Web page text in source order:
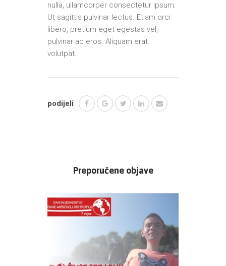
nulla, ullamcorper consectetur ipsum.
Ut sagittis pulvinar lectus. Etiam orci
libero, pretium eget egestas vel,
pulvinar ac eros. Aliquam erat
volutpat.
podijeli
Preporučene objave